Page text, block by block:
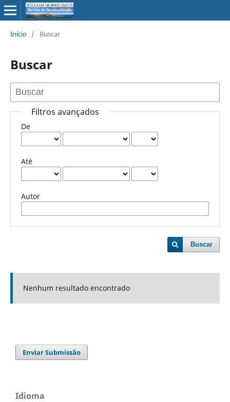
Início / Buscar
Buscar
Filtros avançados
De
Até
Autor
Buscar
Nenhum resultado encontrado
Enviar Submissão
Idioma